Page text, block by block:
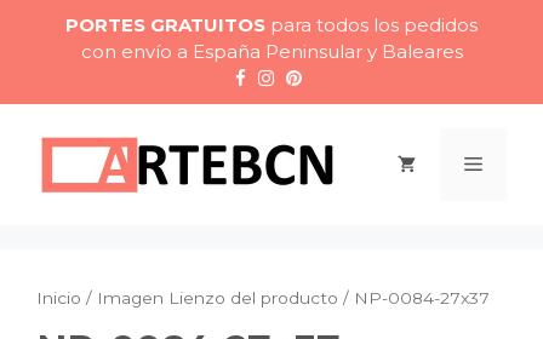
contenido
PORTES GRATUITOS para todos los pedidos
con envío a España Peninsular y Baleares
Menú
Inicio / Imagen Lienzo del producto / NP-0084-27x37